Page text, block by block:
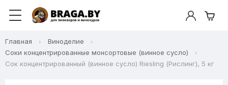
Главная
Виноделие
Соки концентрированные монсортовые (винное сусло)
Сок концентрированный (винное сусло) Riesling (Рислинг), 5 кг